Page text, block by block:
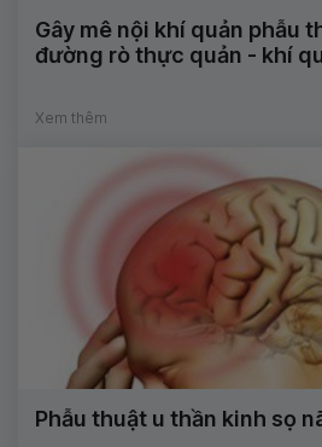
Gây mê nội khí quản phẫu
đường rò thực quản - khí
Xem thêm
Phẫu thuật u thần kinh sọ